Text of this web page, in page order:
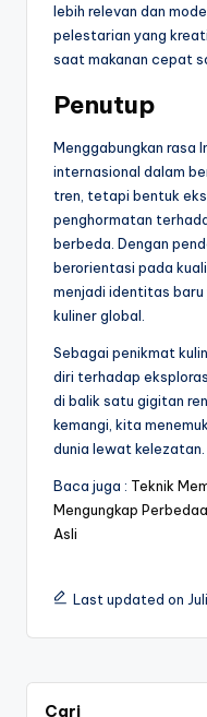
lebih relevan dan
pelestarian yang
saat makanan cepat
Penutup
Menggabungkan rasa
internasional dalam
tren, tetapi bentuk
penghormatan
berbeda. Dengan
berorientasi pada
menjadi identitas baru
kuliner global.
Sebagai penikmat
diri terhadap
di balik satu gigitan
kemangi, kita
dunia lewat kelezatan.
Baca juga : Teknik
Mengungkap
Asli
Last updated on
Cari